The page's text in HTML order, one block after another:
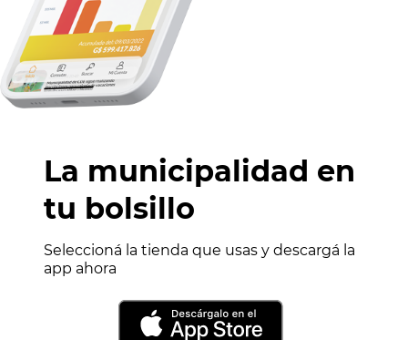
La municipalidad en
tu bolsillo
Seleccioná la tienda que usas y descargá la
app ahora